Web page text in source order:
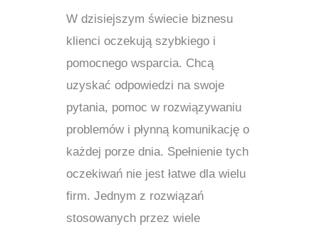
W dzisiejszym świecie biznesu
klienci oczekują szybkiego i
pomocnego wsparcia. Chcą
uzyskać odpowiedzi na swoje
pytania, pomoc w rozwiązywaniu
problemów i płynną komunikację o
każdej porze dnia. Spełnienie tych
oczekiwań nie jest łatwe dla wielu
firm. Jednym z rozwiązań
stosowanych przez wiele